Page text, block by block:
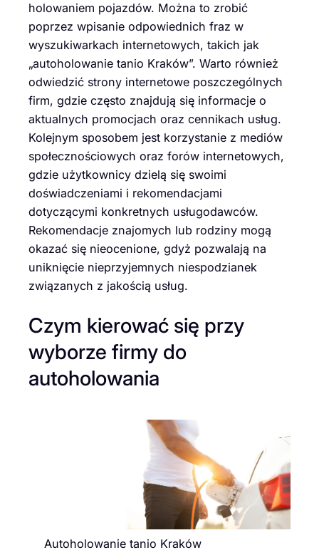
holowaniem pojazdów. Można to zrobić
poprzez wpisanie odpowiednich fraz w
wyszukiwarkach internetowych, takich jak
„autoholowanie tanio Kraków”. Warto również
odwiedzić strony internetowe poszczególnych
firm, gdzie często znajdują się informacje o
aktualnych promocjach oraz cennikach usług.
Kolejnym sposobem jest korzystanie z mediów
społecznościowych oraz forów internetowych,
gdzie użytkownicy dzielą się swoimi
doświadczeniami i rekomendacjami
dotyczącymi konkretnych usługodawców.
Rekomendacje znajomych lub rodziny mogą
okazać się nieocenione, gdyż pozwalają na
uniknięcie nieprzyjemnych niespodzianek
związanych z jakością usług.
Czym kierować się przy
wyborze firmy do
autoholowania
Autoholowanie tanio Kraków